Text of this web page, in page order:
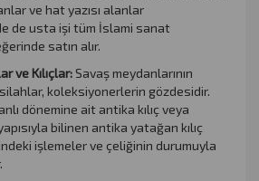
ve hat yazısı alanlar
de usta işi tüm İslami sanat
satın alır.
ve Kılıçlar: Savaş meydanlarının
koleksiyonerlerin gözdesidir.
dönemine ait antika kılıç veya
bilinen antika yatağan kılıç
işlemeler ve çeliğinin durumuyla